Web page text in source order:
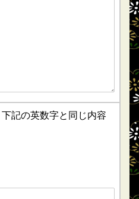
記の英数字と同じ内容